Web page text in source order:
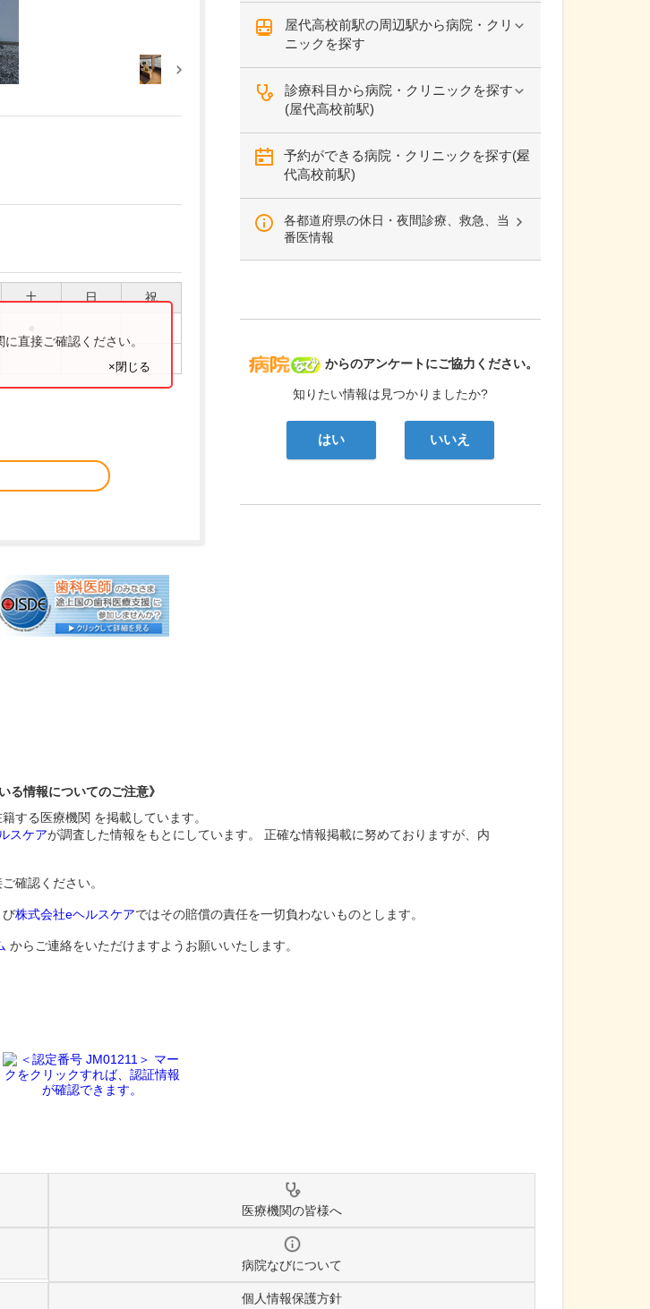
土 日 祝
直接ご確認ください。
×閉じる
屋代高校前駅の周辺駅から病院・クリ
ニックを探す
診療科目から病院・クリニックを探す
(屋代高校前駅)
予約ができる病院・クリニックを探す(屋
代高校前駅)
各都道府県の休日・夜間診療、救急、当
番医情報
病院なび
からのアンケートにご協力ください。
知りたい情報は見つかりましたか?
はい いいえ
る情報についてのご注意》
する医療機関 を掲載しています。
スケアが調査した情報をもとにしています。 正確な情報掲載に努めておりますが、内
確認ください。
び株式会社eヘルスケアではその賠償の責任を一切負わないものとします。
からご連絡をいただけますようお願いいたします。
医療機関の皆様へ
病院なびについて
個人情報保護方針